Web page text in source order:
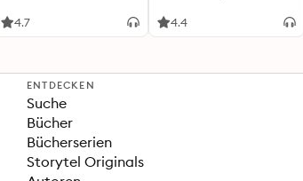
Fortsetzung des
4.7
Prickelnde College-
4.4
ENTDECKEN
Suche
Bücher
Bücherserien
Storytel Originals